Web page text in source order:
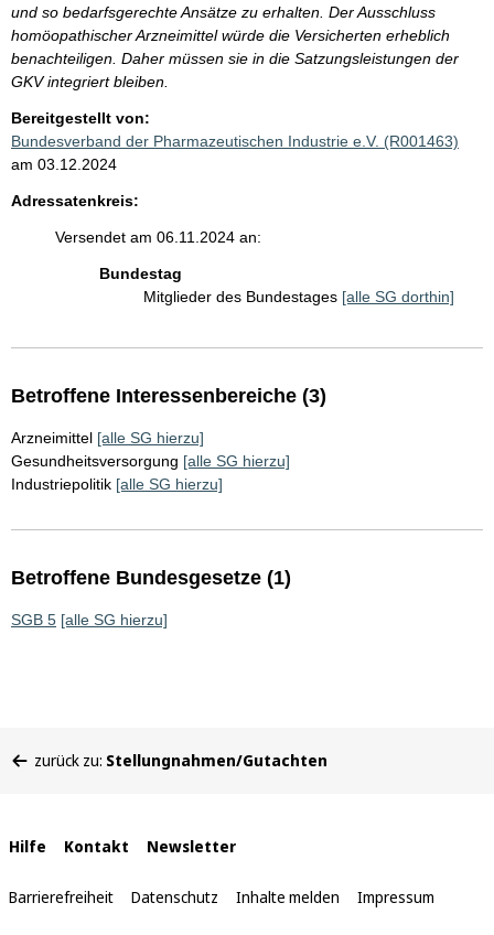
und so bedarfsgerechte Ansätze zu erhalten. Der Ausschluss
homöopathischer Arzneimittel würde die Versicherten erheblich
benachteiligen. Daher müssen sie in die Satzungsleistungen der
GKV integriert bleiben.
Bereitgestellt von:
Bundesverband der Pharmazeutischen Industrie e.V. (R001463)
am 03.12.2024
Adressatenkreis:
Versendet am 06.11.2024 an:
Bundestag
Mitglieder des Bundestages [alle SG dorthin]
Betroffene Interessenbereiche (3)
Arzneimittel [alle SG hierzu]
Gesundheitsversorgung [alle SG hierzu]
Industriepolitik [alle SG hierzu]
Betroffene Bundesgesetze (1)
SGB 5 [alle SG hierzu]
befinden
zurück zu: Stellungnahmen/Gutachten
Interne
Links
Hilfe Kontakt Newsletter
Barrierefreiheit Datenschutz Inhalte melden Impressum